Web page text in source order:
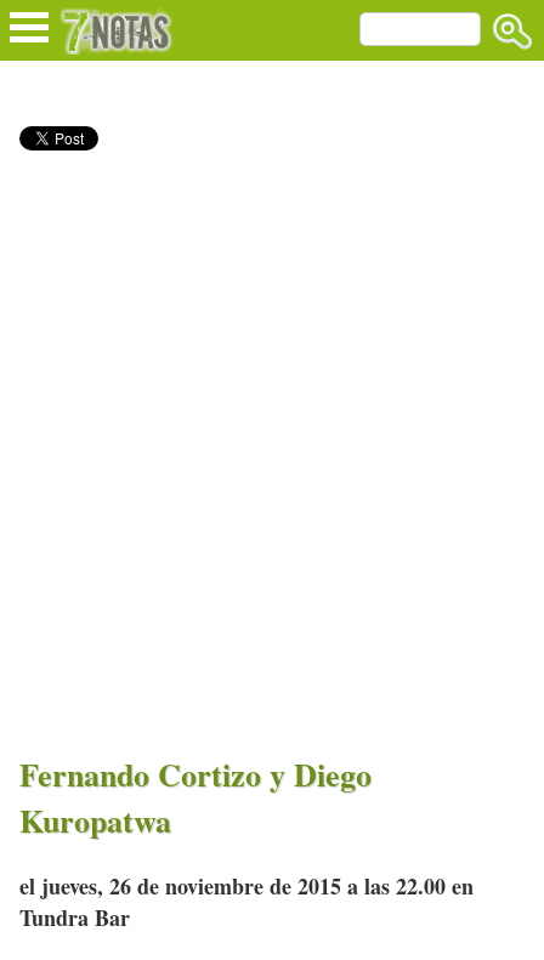
Fernando Cortizo y Diego
Kuropatwa
el jueves, 26 de noviembre de 2015 a las 22.00 en
Tundra Bar